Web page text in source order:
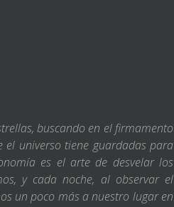
buscando en el firmamento
el universo tiene guardadas para
es el arte de desvelar los
y cada noche, al observar el
un poco más a nuestro lugar en